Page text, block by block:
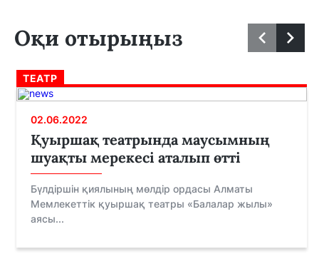
Оқи отырыңыз
ТЕАТР
02.06.2022
Қуыршақ театрында маусымның
шуақты мерекесі аталып өтті
Бүлдіршін қиялының мөлдір ордасы Алматы
Мемлекеттік қуыршақ театры «Балалар жылы»
аясы...